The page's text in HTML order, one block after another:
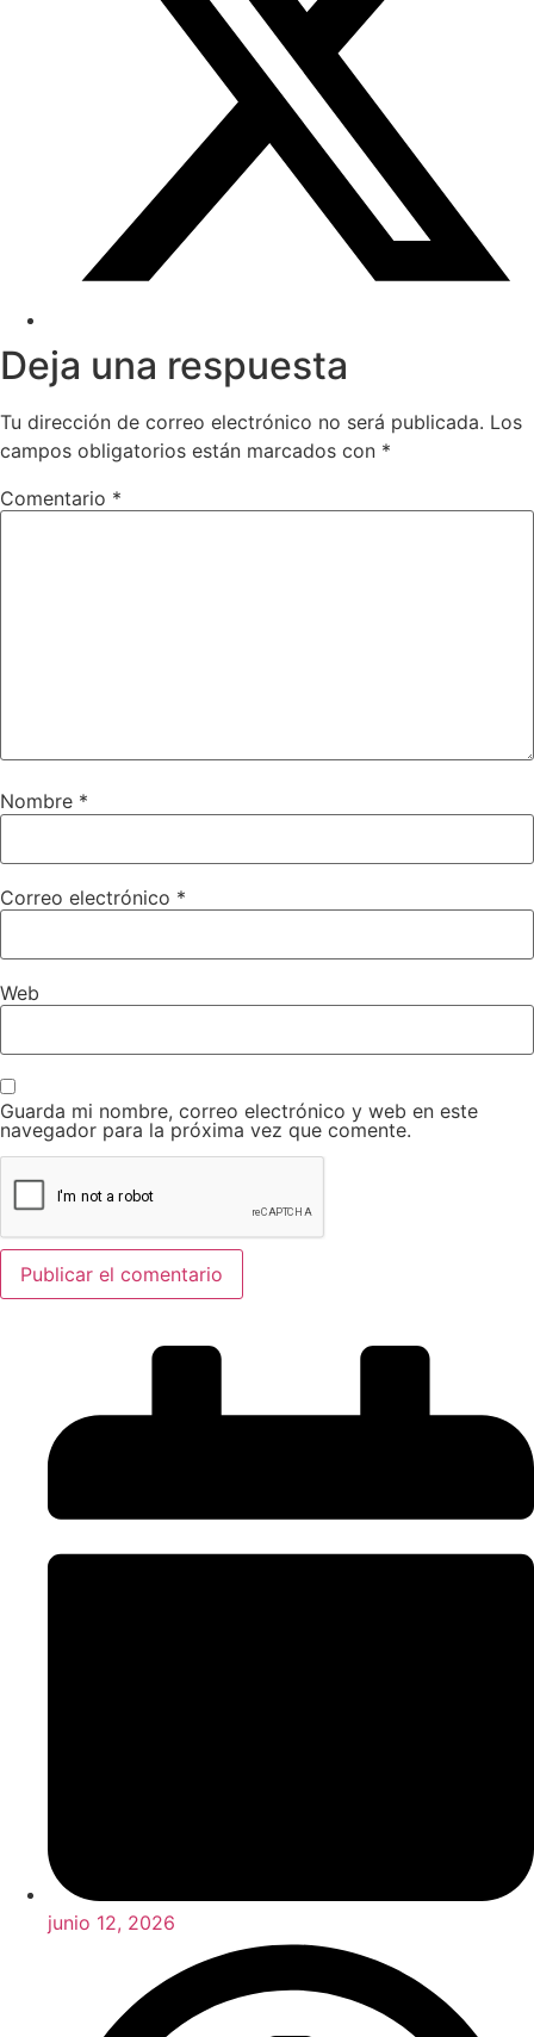
Deja una respuesta
Tu dirección de correo electrónico no será publicada. Los
campos obligatorios están marcados con *
Comentario *
Nombre *
Correo electrónico *
Web
Guarda mi nombre, correo electrónico y web en este
navegador para la próxima vez que comente.
junio 12, 2026